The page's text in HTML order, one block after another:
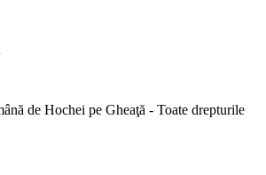
de Hochei pe Gheaţă - Toate drepturile